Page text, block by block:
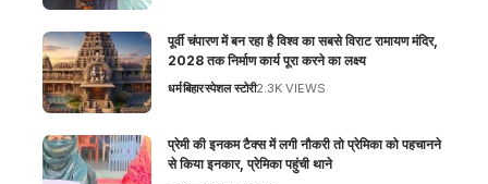
पूर्वी चंपारण में बन रहा है विश्व का सबसे विराट रामायण मंदिर,
2028 तक निर्माण कार्य पूरा करने का लक्ष्य
धर्मबिहारस्पेशल स्टोरी2.3K VIEWS
प्रेमी की इनकम टैक्स में लगी नौकरी तो प्रेमिका को पहचानने
से किया इनकार, प्रेमिका पहुंची थाने